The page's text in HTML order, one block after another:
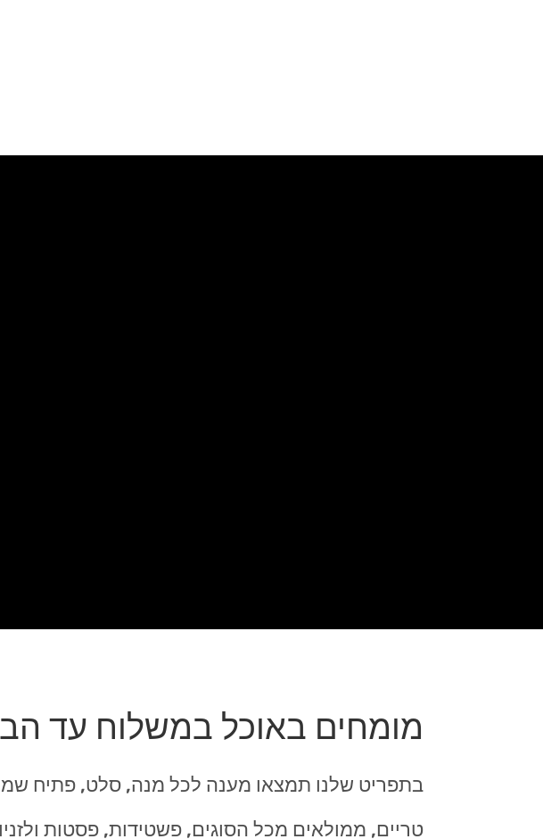
מומחים באוכל במשלוח עד
בתפריט שלנו תמצאו מענה לכל מנה, סלט, פתיח
טריים, ממולאים מכל הסוגים, פשטידות, פסטות